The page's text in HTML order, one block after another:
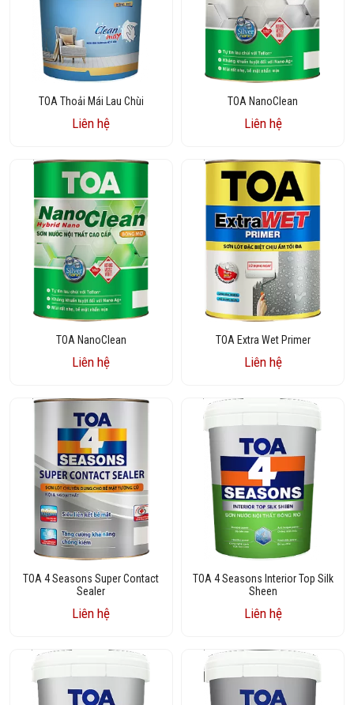
TOA Thoải Mái Lau Chùi
Liên hệ
TOA NanoClean
Liên hệ
TOA NanoClean
Liên hệ
TOA Extra Wet Primer
Liên hệ
TOA 4 Seasons Super Contact
Sealer
Liên hệ
TOA 4 Seasons Interior Top Silk
Sheen
Liên hệ